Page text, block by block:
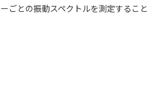
ーごとの振動スペクトルを測定するこ